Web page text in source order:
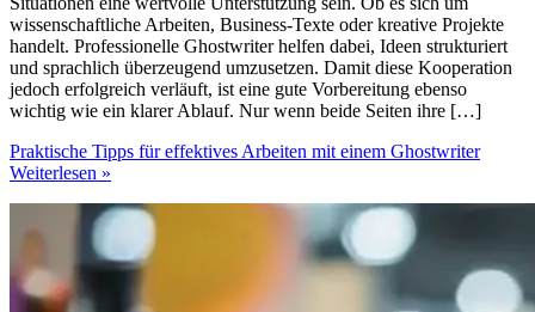
wissenschaftliche Arbeiten, Business-Texte oder kreative Projekte
handelt. Professionelle Ghostwriter helfen dabei, Ideen strukturiert
und sprachlich überzeugend umzusetzen. Damit diese Kooperation
jedoch erfolgreich verläuft, ist eine gute Vorbereitung ebenso
wichtig wie ein klarer Ablauf. Nur wenn beide Seiten ihre […]
Praktische Tipps für effektives Arbeiten mit einem Ghostwriter
Weiterlesen »